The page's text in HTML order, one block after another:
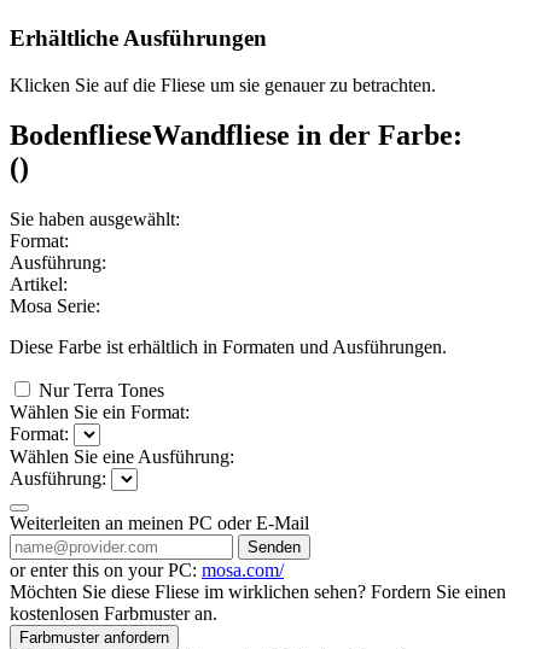
Erhältliche Ausführungen
Klicken Sie auf die Fliese um sie genauer zu betrachten.
BodenflieseWandfliese in der Farbe:
()
Sie haben ausgewählt:
Format:
Ausführung:
Artikel:
Mosa Serie:
Diese Farbe ist erhältlich in Formaten und Ausführungen.
Nur Terra Tones
Wählen Sie ein Format:
Format:
Wählen Sie eine Ausführung:
Ausführung:
Weiterleiten an meinen PC oder E-Mail
Senden
or enter this on your PC: mosa.com/
Möchten Sie diese Fliese im wirklichen sehen? Fordern Sie einen
kostenlosen Farbmuster an.
Farbmuster anfordern